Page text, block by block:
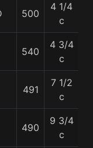
500
4 1/4
c
540
4 3/4
c
491
7 1/2
c
490
9 3/4
c